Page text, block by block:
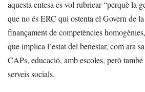
aquesta entesa es vol rubricar “perquè la
que no és ERC qui ostenta el Govern de
finançament de competències
que implica l’estat del benestar, com ara
CAPs, educació, amb escoles, però
serveis socials.